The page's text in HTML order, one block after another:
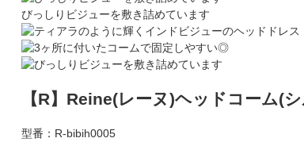
びっしりビジューを敷き詰めています
【R】Reine(レーヌ)ヘッドコーム(
型番： R-bibih0005